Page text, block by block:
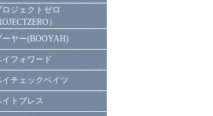
ロジェクトゼロ
）
ーヤー(BOOYAH)
イフォワード
イチェックベイツ
イトブレス